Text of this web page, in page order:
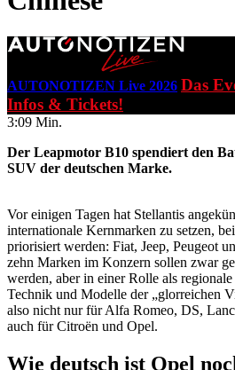
AUTONOTIZEN Live 2026 Das
Infos & Tickets!
3:09 Min.
Der Leapmotor B10 spendiert den
SUV der deutschen Marke.
Vor einigen Tagen hat Stellantis
internationale Kernmarken zu setzen,
priorisiert werden: Fiat, Jeep, Peugeot
zehn Marken im Konzern sollen zwar
werden, aber in einer Rolle als
Technik und Modelle der „glorreichen
also nicht nur für Alfa Romeo, DS,
auch für Citroën und Opel.
Wie deutsch ist Opel